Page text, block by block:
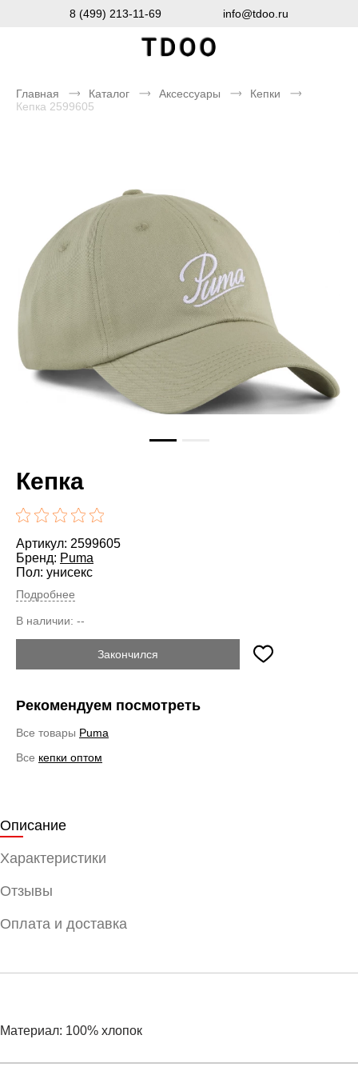
8 (499) 213-11-69 info@tdoo.ru
Главная Каталог Аксессуары
Кепки
Кепка 2599605
Кепка
Артикул: 2599605
Бренд: Puma
Пол: унисекс
Подробнее
В наличии: --
Закончился
Рекомендуем посмотреть
Все товары Puma
Все кепки оптом
Описание
Характеристики
Отзывы
Оплата и доставка
Материал: 100% хлопок